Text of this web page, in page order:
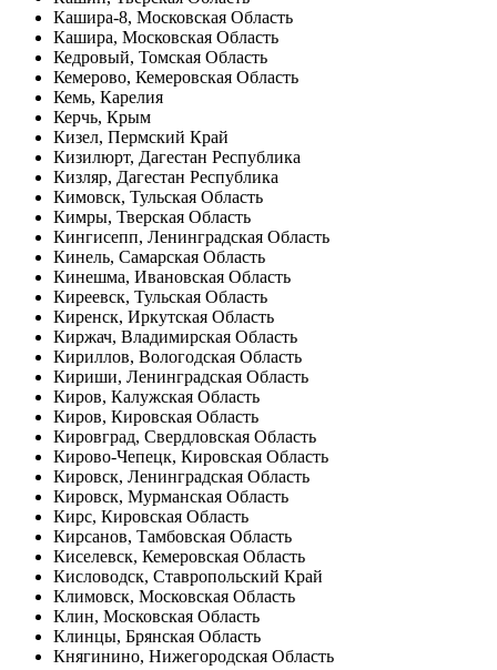
Кашира-8, Московская Область
Кашира, Московская Область
Кедровый, Томская Область
Кемерово, Кемеровская Область
Кемь, Карелия
Керчь, Крым
Кизел, Пермский Край
Кизилюрт, Дагестан Республика
Кизляр, Дагестан Республика
Кимовск, Тульская Область
Кимры, Тверская Область
Кингисепп, Ленинградская Область
Кинель, Самарская Область
Кинешма, Ивановская Область
Киреевск, Тульская Область
Киренск, Иркутская Область
Киржач, Владимирская Область
Кириллов, Вологодская Область
Кириши, Ленинградская Область
Киров, Калужская Область
Киров, Кировская Область
Кировград, Свердловская Область
Кирово-Чепецк, Кировская Область
Кировск, Ленинградская Область
Кировск, Мурманская Область
Кирс, Кировская Область
Кирсанов, Тамбовская Область
Киселевск, Кемеровская Область
Кисловодск, Ставропольский Край
Климовск, Московская Область
Клин, Московская Область
Клинцы, Брянская Область
Княгинино, Нижегородская Область